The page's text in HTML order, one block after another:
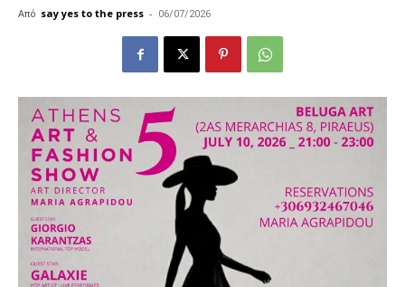
Από say yes to the press - 06/07/2026